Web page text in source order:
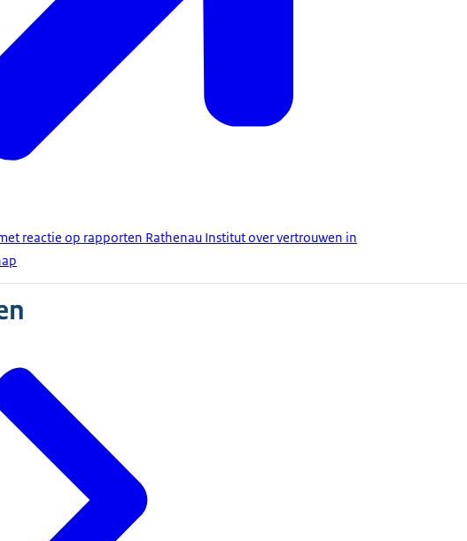
reactie op rapporten Rathenau Institut over vertrouwen in